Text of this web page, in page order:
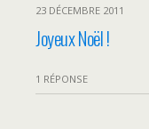
23 DÉCEMBRE 2011
Joyeux Noël !
1 RÉPONSE